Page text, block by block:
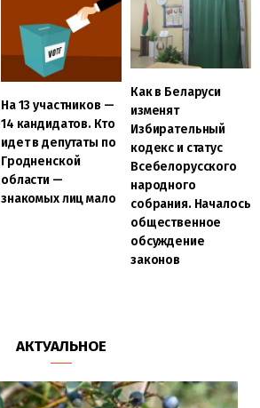
На 13 участников —
14 кандидатов. Кто
идет в депутаты по
Гродненской
области —
знакомых лиц мало
Как в Беларуси
изменят
Избирательный
кодекс и статус
Всебелорусского
народного
собрания. Началось
общественное
обсуждение
законов
АКТУАЛЬНОЕ